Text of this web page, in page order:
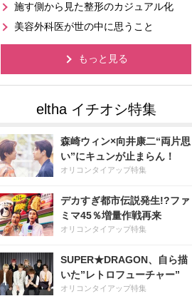
施す側から見た整形のカジュアル化
美容外科医が世の中に思うこと
もっと見る
森崎ウィン×向井康二“両片思
い”にキュンが止まらん！
オリコンタイアップ特集
デカすぎ都市伝説発生!?ファ
ミマ45％増量作戦再来
オリコンタイアップ特集
SUPER★DRAGON、自ら描
いた”レトロフューチャー”
オリコンタイアップ特集